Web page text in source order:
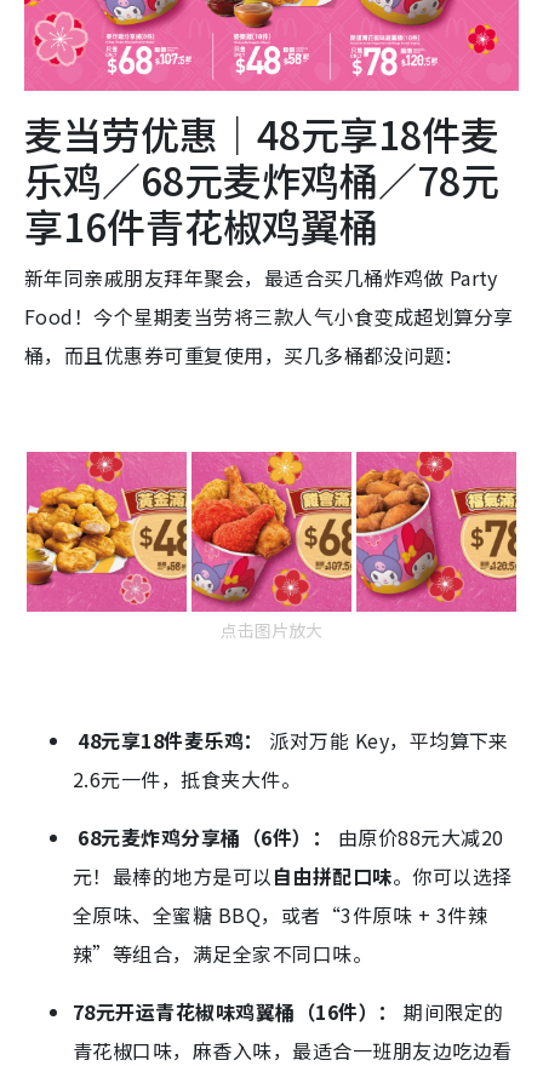
麦当劳优惠｜48元享18件麦
乐鸡／68元麦炸鸡桶／78元
享16件青花椒鸡翼桶
新年同亲戚朋友拜年聚会，最适合买几桶炸鸡做 Party
Food！今个星期麦当劳将三款人气小食变成超划算分享
桶，而且优惠券可重复使用，买几多桶都没问题：
点击图片放大
48元享18件麦乐鸡：
派对万能 Key，平均算下来
2.6元一件，抵食夹大件。
68元麦炸鸡分享桶（6件）：
由原价88元大减20
元！最棒的地方是可以自由拼配口味。你可以选择
全原味、全蜜糖 BBQ，或者“3件原味 + 3件辣
辣”等组合，满足全家不同口味。
78元开运青花椒味鸡翼桶（16件）：
期间限定的
青花椒口味，麻香入味，最适合一班朋友边吃边看